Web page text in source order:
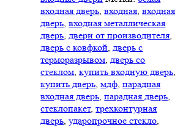
входная дверь ,входная ,входная
дверь ,входная металлическая
дверь двери от производителя
дверь с ковфкой дверь с
терморазрывом дверь со
стеклом ,купить входную дверь
купить дверь ,мдф ,парадная
входная дверь ,парадная дверь
стеклопакет,трехконтурная
дверь ,ударопрочное стекло